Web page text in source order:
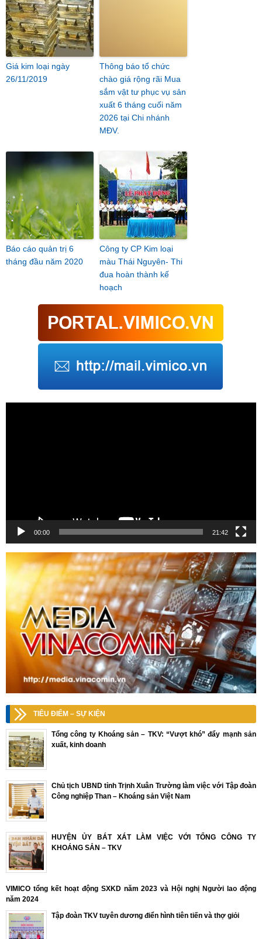
Giá kim loại ngày
26/11/2019
Thông báo tổ chức
chào giá rộng rãi Mua
sắm vật tư phục vụ sản
xuất 6 tháng cuối năm
2026 tại Chi nhánh
MĐV.
Báo cáo quản trị 6
tháng đầu năm 2020
Công ty CP Kim loại
màu Thái Nguyên- Thi
đua hoàn thành kế
hoạch
00:00 21:42
TIÊU ĐIỂM – SỰ KIỆN
Tổng công ty Khoáng sản – TKV: “Vượt khó” đẩy mạnh sản
xuất, kinh doanh
Chủ tịch UBND tỉnh Trịnh Xuân Trường làm việc với Tập đoàn
Công nghiệp Than – Khoáng sản Việt Nam
HUYỆN ỦY BÁT XÁT LÀM VIỆC VỚI TỔNG CÔNG TY
KHOÁNG SẢN – TKV
VIMICO tổng kết hoạt động SXKD năm 2023 và Hội nghị Người lao động
năm 2024
Tập đoàn TKV tuyên dương điển hình tiên tiến và thợ giỏi